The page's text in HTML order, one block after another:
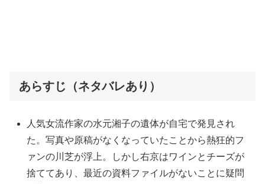
あらすじ（ネタバレあり）
人気女流作家の水元湘子の遺体が自宅で発見され
た。写真や原稿がなくなっていたことから熱狂的フ
ァンの川芝が浮上。しかし右京はワインとチーズが
捨ててあり、最近の資料ファイルがないことに疑問